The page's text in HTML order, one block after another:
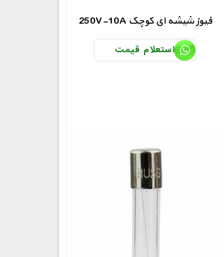
250V-10A فیوز شیشه ای کوچک
استعلام قیمت